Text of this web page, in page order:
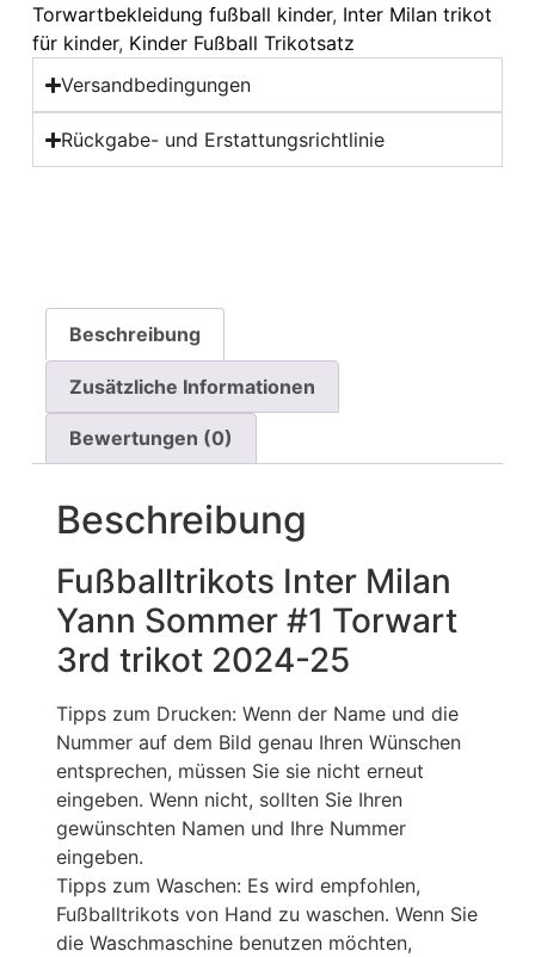
Torwartbekleidung fußball kinder, Inter Milan trikot
für kinder, Kinder Fußball Trikotsatz
Versandbedingungen
Rückgabe- und Erstattungsrichtlinie
Beschreibung
Zusätzliche Informationen
Bewertungen (0)
Beschreibung
Fußballtrikots Inter Milan
Yann Sommer #1 Torwart
3rd trikot 2024-25
Tipps zum Drucken: Wenn der Name und die
Nummer auf dem Bild genau Ihren Wünschen
entsprechen, müssen Sie sie nicht erneut
eingeben. Wenn nicht, sollten Sie Ihren
gewünschten Namen und Ihre Nummer
eingeben.
Tipps zum Waschen: Es wird empfohlen,
Fußballtrikots von Hand zu waschen. Wenn Sie
die Waschmaschine benutzen möchten,